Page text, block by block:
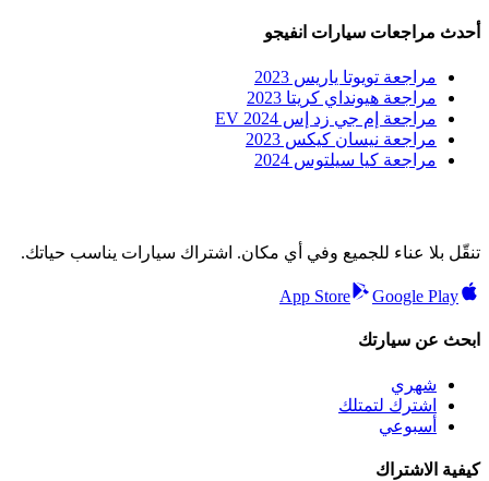
أحدث مراجعات سيارات انفيجو
مراجعة تويوتا ياريس 2023
مراجعة هيونداي كريتا 2023
مراجعة إم جي زد إس EV 2024
مراجعة نيسان كيكس 2023
مراجعة كيا سيلتوس 2024
تنقّل بلا عناء للجميع وفي أي مكان. اشتراك سيارات يناسب حياتك.
App Store Google Play
ابحث عن سيارتك
شهري
اشترك لتمتلك
أسبوعي
كيفية الاشتراك